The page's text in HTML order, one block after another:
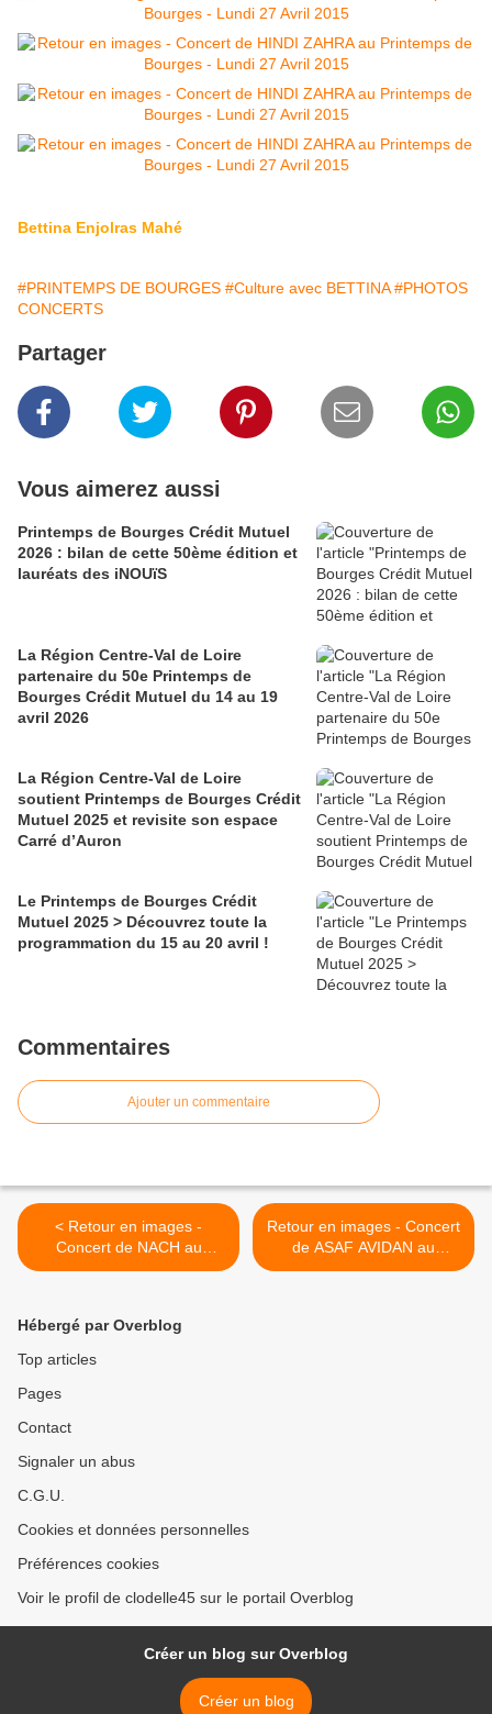
Bettina Enjolras Mahé
#PRINTEMPS DE BOURGES #Culture avec BETTINA #PHOTOS
CONCERTS
Partager
Vous aimerez aussi
Printemps de Bourges Crédit Mutuel
2026 : bilan de cette 50ème édition et
lauréats des iNOUïS
La Région Centre-Val de Loire
partenaire du 50e Printemps de
Bourges Crédit Mutuel du 14 au 19
avril 2026
La Région Centre-Val de Loire
soutient Printemps de Bourges Crédit
Mutuel 2025 et revisite son espace
Carré d’Auron
Le Printemps de Bourges Crédit
Mutuel 2025 > Découvrez toute la
programmation du 15 au 20 avril !
Commentaires
Ajouter un commentaire
< Retour en images -
Concert de NACH au
Printemps de Bourges -
Retour en images - Concert
de ASAF AVIDAN au
Printemps de Bourges -
Hébergé par Overblog
Top articles
Pages
Contact
Signaler un abus
C.G.U.
Cookies et données personnelles
Préférences cookies
Voir le profil de clodelle45 sur le portail Overblog
Créer un blog sur Overblog
Créer un blog